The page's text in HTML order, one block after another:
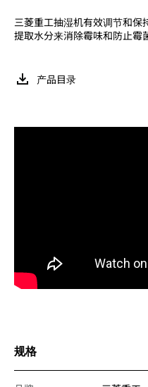
三菱重工抽湿机有效调节和保
提取水分来消除霉味和防止霉
产品目录
规格